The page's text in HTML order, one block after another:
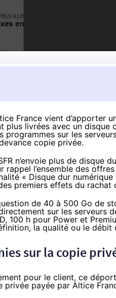
France vient d’apporter
plus livrées avec un disque
programmes sur les
copie privée.
n’envoie plus de disque
rappel l’ensemble des
« Disque dur numérique
des premiers effets du
de 40 à 500 Go de
sur les serveurs
, 100 h pour Power et
la qualité ou le
sur la copie
pour le client, ce
privée payée par Altice